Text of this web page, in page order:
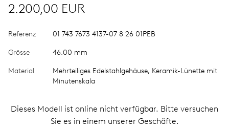
2.200,00 EUR
Referenz 01 743 7673 4137-07 8 26 01PEB
Grösse 46.00 mm
Material
Mehrteiliges Edelstahlgehäuse, Keramik-Lünette mit
Minutenskala
Dieses Modell ist online nicht verfügbar. Bitte versuchen
Sie es in einem unserer Geschäfte.